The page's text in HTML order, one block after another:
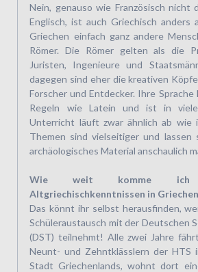
Nein, genauso wie Französisch nicht
Englisch, ist auch Griechisch anders
Griechen einfach ganz andere
Römer. Die Römer gelten als die
Juristen, Ingenieure und
dagegen sind eher die kreativen
Forscher und Entdecker. Ihre
Regeln wie Latein und ist in
Unterricht läuft zwar ähnlich ab wie
Themen sind vielseitiger und lassen
archäologisches Material anschaulich
Wie weit komme
Altgriechischkenntnissen in
Das könnt ihr selbst herausfinden,
Schüleraustausch mit der Deutschen
(DST) teilnehmt! Alle zwei Jahre
Neunt- und Zehntklässlern der HTS
Stadt Griechenlands, wohnt dort